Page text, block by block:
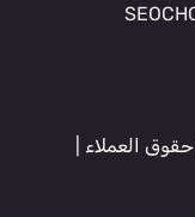
حقوق العملاء